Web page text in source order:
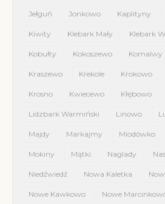
Jełguń Jonkowo Kaplityny
Kiwity Klebark Mały Klebark
Kobułty Kokoszewo Komalwy
Kraszewo Krekole Krokowo
Krosno Kwiecewo Kłębowo
Lidzbark Warmiński Linowo
Majdy Markajmy Miodówko
Mokiny Mątki Naglady
Niedźwiedź Nowa Kaletka
Nowe Kawkowo Nowe